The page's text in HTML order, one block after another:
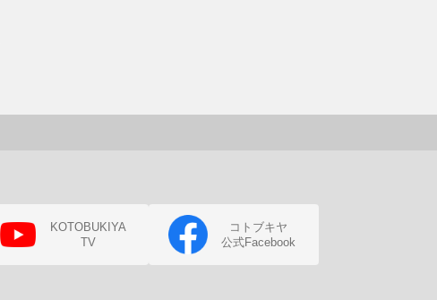
KOTOBUKIYA
TV
コトブキヤ
公式Facebook